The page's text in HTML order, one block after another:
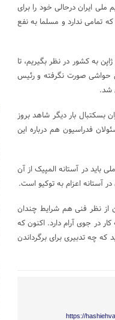
ایران درحالی خود را برای
تمامی ندارد و مسلما به نفع
به کشور در نظر بگیریم، تا
حواشی صورت نگرفته و رئیس
شد.
بسکتبال بار دیگر شاهد بروز
فدراسیون هم درباره این
باید در آستانه المپیک از آن
آستانه اعزام به توکیو است.
از نظر فنی هم شرایط چندان
در جوی آرام دارد. اکنون که
چه تدبیری برای برگرداندن
https://